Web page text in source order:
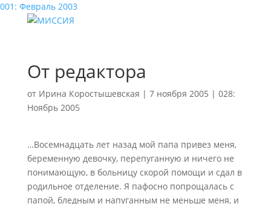
001: Февраль 2003
От редактора
от Ирина Коростышевская | 7 ноября 2005 | 028:
Ноябрь 2005
…Восемнадцать лет назад мой папа привез меня,
беременную девочку, перепуганную и ничего не
понимающую, в больницу скорой помощи и сдал в
родильное отделение. Я пафосно попрощалась с
папой, бледным и напуганным не меньше меня, и